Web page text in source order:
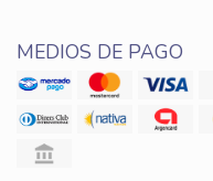
MEDIOS DE PAGO